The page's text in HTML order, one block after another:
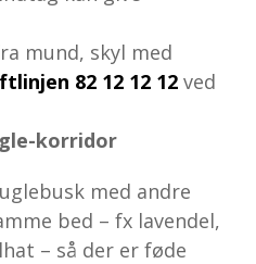
mund, skyl med
82 12 12 12 ved
korridor
med andre
bed – fx lavendel,
– så der er føde